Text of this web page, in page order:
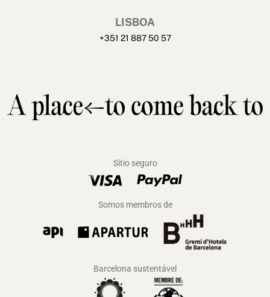
LISBOA
+351 21 887 50 57
Sítio seguro
Somos membros de
Barcelona sustentável